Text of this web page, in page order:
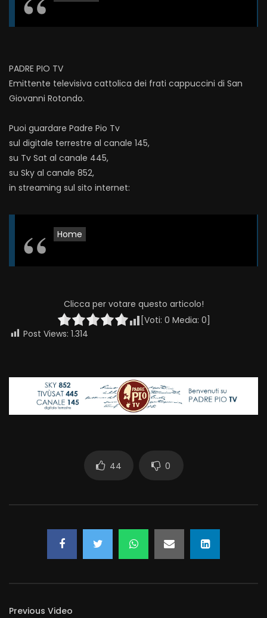
PADRE PIO TV
Emittente televisiva cattolica dei frati cappuccini di San
Giovanni Rotondo.
Puoi guardare Padre Pio Tv
sul digitale terrestre al canale 145,
su Tv Sat al canale 445,
su Sky al canale 852,
in streaming sul sito internet:
Home
Clicca per votare questo articolo!
[Voti: 0 Media: 0]
Post Views: 1.314
44 0
Previous Video